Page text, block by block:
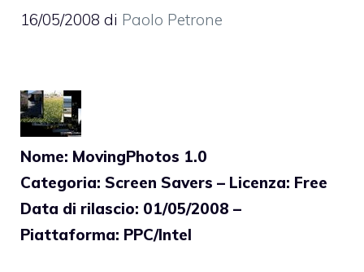
16/05/2008 di Paolo Petrone
Nome: MovingPhotos 1.0
Categoria: Screen Savers – Licenza: Free
Data di rilascio: 01/05/2008 –
Piattaforma: PPC/Intel